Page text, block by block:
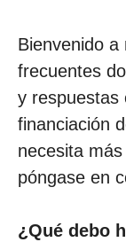
Bienvenido
frecuentes
y respuestas
financiación
necesita
póngase en
¿Qué debo